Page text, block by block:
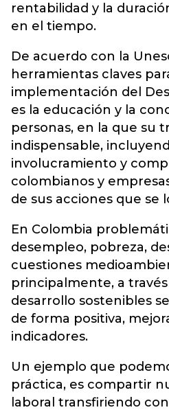
rentabilidad y la
en el tiempo.
De acuerdo con la
herramientas claves
implementación del
es la educación y la
personas, en la que su
indispensable,
involucramiento y
colombianos y
de sus acciones que se
En Colombia
desempleo, pobreza,
cuestiones
principalmente, a
desarrollo sostenibles
de forma positiva,
indicadores.
Un ejemplo que
práctica, es compartir
laboral transfiriendo